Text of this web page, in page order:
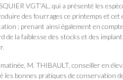
VGT’AL, qui a présenté les
des fourrages ce printemps et cet
; prenant ainsi également en
de la faiblesse des stocks et des
M. THIBAULT, conseiller en
les bonnes pratiques de conservation